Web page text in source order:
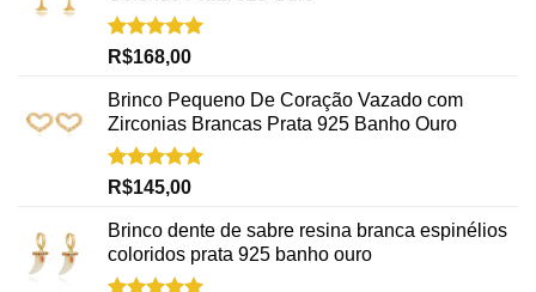
Avaliação
R$168,00
Brinco Pequeno De Coração Vazado com
Zirconias Brancas Prata 925 Banho Ouro
Avaliação
R$145,00
Brinco dente de sabre resina branca espinélios
coloridos prata 925 banho ouro